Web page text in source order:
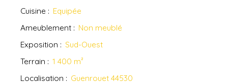
Cuisine : Equipée
Ameublement : Non meublé
Exposition : Sud-Ouest
Terrain : 1 400 m²
Localisation : Guenrouet 44530